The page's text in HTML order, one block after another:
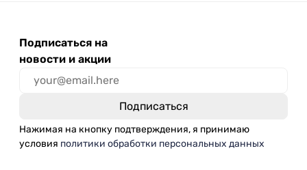
Подписаться на
новости и акции
Нажимая на кнопку подтверждения, я принимаю
условия политики обработки персональных данных